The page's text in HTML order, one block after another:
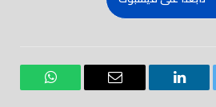
لينكدود
بريد
واتساب